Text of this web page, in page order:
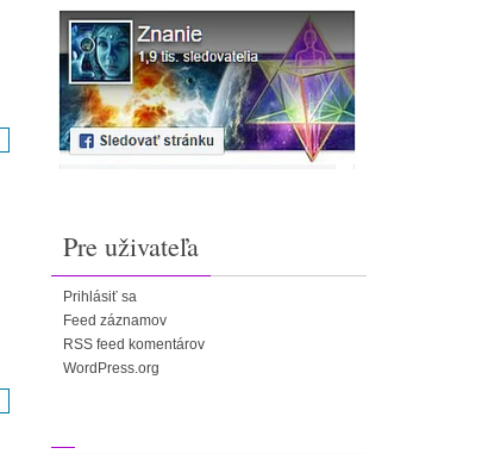
Pre uživateľa
Prihlásiť sa
Feed záznamov
RSS feed komentárov
WordPress.org